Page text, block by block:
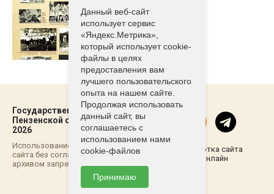
Государственный архив
Пензенской области ©2021-
2026
Использование материалов
сайта без согласовывания с
архивом запрещено
Разработка сайта
Пенза-Онлайн
Данный веб-сайт
использует сервис
«Яндекс.Метрика»,
который использует cookie-
файлы в целях
предоставления вам
лучшего пользовательского
опыта на нашем сайте.
Продолжая использовать
данный сайт, вы
соглашаетесь с
использованием нами
cookie-файлов
Принимаю